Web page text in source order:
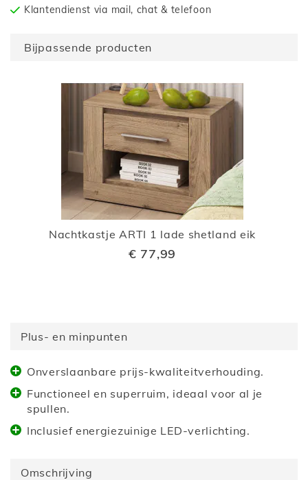
Klantendienst via mail, chat & telefoon
Plus- en minpunten
Onverslaanbare prijs-kwaliteitverhouding.
Functioneel en superruim, ideaal voor al je
spullen.
Inclusief energiezuinige LED-verlichting.
Omschrijving
Bijpassende producten
Nachtkastje ARTI 1 lade shetland eik
€ 77,99